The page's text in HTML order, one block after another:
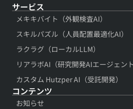
サービス
メキキバイト（外観検査AI）
スキルパズル（人員配置最適化AI）
ラクラグ（ローカルLLM）
リアラボAI（研究開発AIエージェント
カスタム Hutzper AI（受託開発）
コンテンツ​
お知らせ